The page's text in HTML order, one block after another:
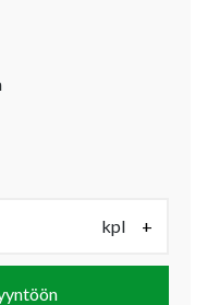
kpl +